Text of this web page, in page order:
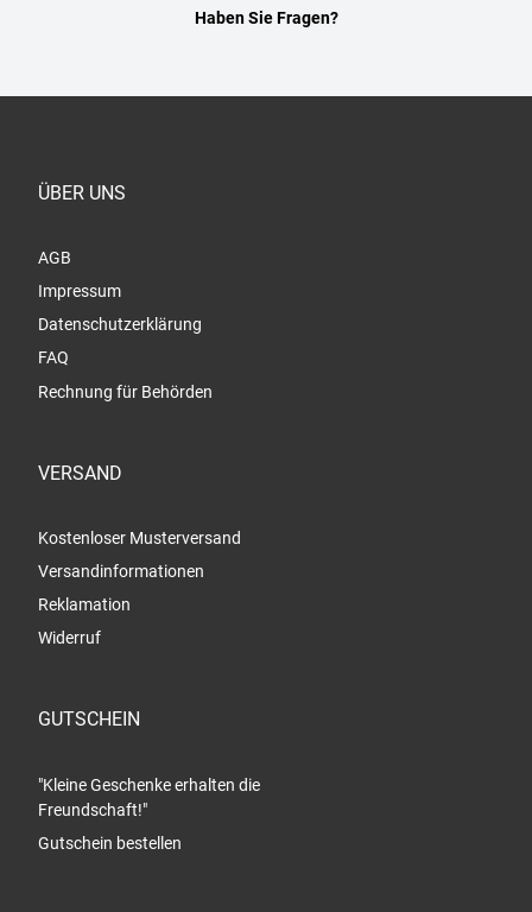
Haben Sie Fragen?
ÜBER UNS
AGB
Impressum
Datenschutzerklärung
FAQ
Rechnung für Behörden
VERSAND
Kostenloser Musterversand
Versandinformationen
Reklamation
Widerruf
GUTSCHEIN
"Kleine Geschenke erhalten die
Freundschaft!"
Gutschein bestellen